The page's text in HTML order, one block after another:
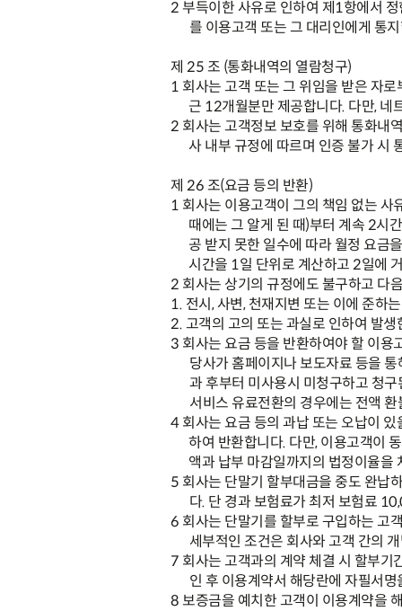
2부득이한 사유로 인하여 제 1항에서
를 이용고객 또는 그 대리인에게 통
제 25조 (통화내역의 열람청구)
1 회사는 고객 또는 그 위임을 받은 자
근 12개월분만 제공합니다. 다만,네
2 회사는 고객정보 보호를 위해 통화내
사 내부 규정에 따르며 인증 불가 시
제 26조(요금 등의 반환)
1 회사는 이용고객이 그의 책임 없는 사
때에는 그 알게 된 때)부터 계속2시
공 받지 못한 일수에 따라 월정 요금
시간을 1일 단위로 계산하고2일에
2 회사는 상기의 규정에도 불구하고 다
1. 전시 ,사변,천재지변 또는 이에 준하
2.고객의 고의 또는 과실로 인하여 발생
3 회사는 요금 등을 반환하여야 할 이용
당사가 홈페이지나 보도자료 등을
과 후부터 미사용시 미청구하고 청
서비스 유료전환의 경우에는 전액 환
4회사는 요금 등의 과납 또는 오납이
하여 반환합니다. 다만,이용고객이
액과 납부 마감일까지의 법정이율을
5 회사는 단말기 할부대금을 중도 완납
다. 단 경과 보험료가 최저 보험료
6 회사는 단말기를 할부로 구입하는 고
세부적인 조건은 회사와 고객 간의
7 회사는 고객과의 계약 체결 시 할부기
인 후 이용계약서 해당란에 자필서
8보증금을 예치한 고객이 이용계약을